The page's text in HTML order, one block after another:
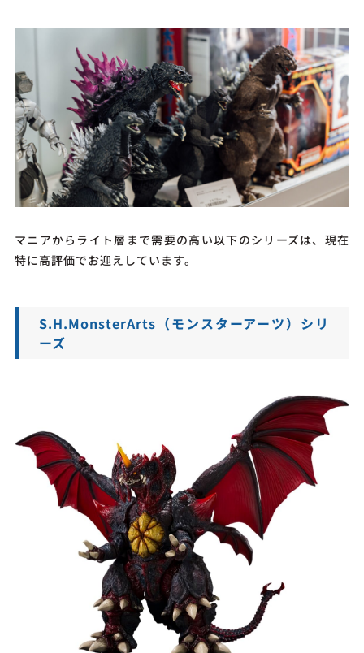
マニアからライト層まで需要の高い以下のシリーズは、現在
特に高評価でお迎えしています。
S.H.MonsterArts（モンスターアーツ）シリ
ーズ